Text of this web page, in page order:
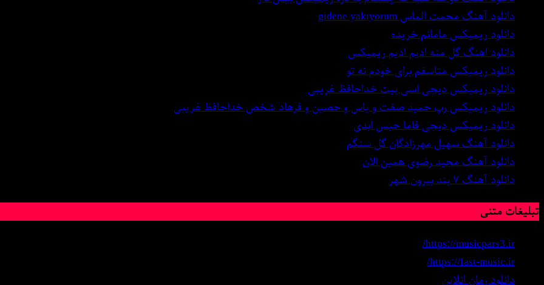
دانلود آهنگ محمت الماس gidene yakıyorum
دانلود ریمیکس مامانم خریده
دانلود اهنگ گل منه ادیم ادیم ریمیکس
دانلود ریمیکس متاسفم برای خودم نه تو
دانلود ریمیکس دیجی اسی بیت خداحافظ غریبی
دانلود ریمیکس رپ حمید صفت و یاس و حصین و فرهاد شخص خداحافظ غریبی
دانلود ریمیکس دیجی فاما حبس ابدی
دانلود آهنگ سهیل مهرزادگان گل سنگم
دانلود آهنگ مجید رضوی همین الان
دانلود آهنگ ۷ بند بیرون شهر
تبلیغات متنی
https://musicpars3.ir/
https://fast-music.ir/
دانلود رمان انلاین